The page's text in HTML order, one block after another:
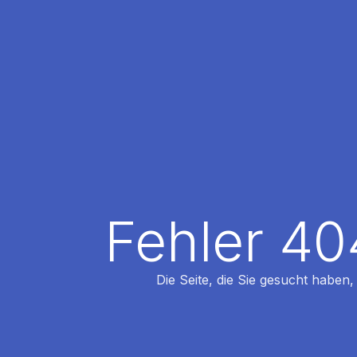
Fehler
Die Seite, die Sie gesucht